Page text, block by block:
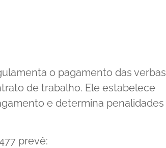
o pagamento das verbas
de trabalho. Ele estabelece
e determina penalidades
prevê: